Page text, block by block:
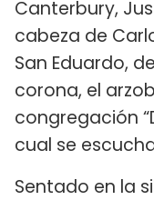
Canterbury,
cabeza de
San Eduardo,
corona, el
congregación
cual se
Sentado en la